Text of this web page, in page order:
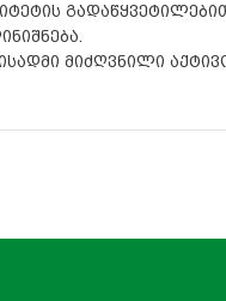
მიძღვნილი